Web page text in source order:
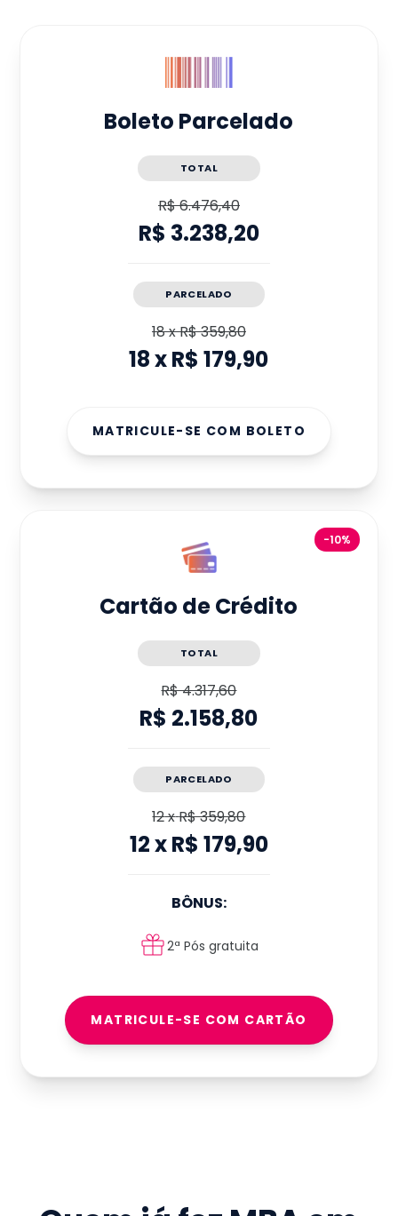
Boleto Parcelado
TOTAL
R$ 6.476,40
R$ 3.238,20
PARCELADO
18xR$ 359,80
18xR$ 179,90
MATRICULE-SE COM BOLETO
-10%
Cartão de Crédito
TOTAL
R$ 4.317,60
R$ 2.158,80
PARCELADO
12xR$ 359,80
12xR$ 179,90
BÔNUS:
2ª Pós gratuita
MATRICULE-SE COM CARTÃO